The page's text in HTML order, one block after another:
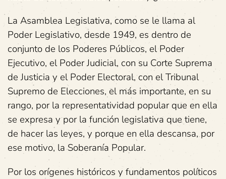
La Asamblea Legislativa, como se le llama al
Poder Legislativo, desde 1949, es dentro de
conjunto de los Poderes Públicos, el Poder
Ejecutivo, el Poder Judicial, con su Corte Suprema
de Justicia y el Poder Electoral, con el Tribunal
Supremo de Elecciones, el más importante, en su
rango, por la representatividad popular que en ella
se expresa y por la función legislativa que tiene,
de hacer las leyes, y porque en ella descansa, por
ese motivo, la Soberanía Popular.
Por los orígenes históricos y fundamentos políticos